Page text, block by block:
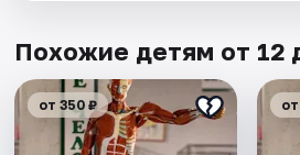
Похожие детям от 12
от 350 ₽